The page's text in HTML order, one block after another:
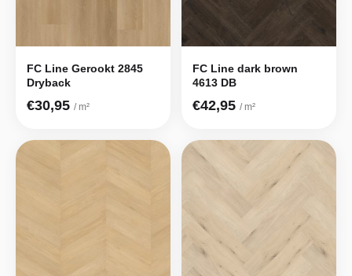
FC Line Gerookt 2845
Dryback
€30,95 / m²
FC Line dark brown
4613 DB
€42,95 / m²